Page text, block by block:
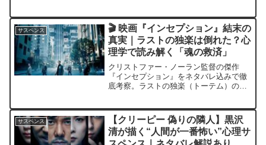
ンの本当の意味を解説します。
サスペンス
🎬 映画『インセプション』結末の
真実｜ラストの独楽は倒れた？心
理学で読み解く「魂の救済」
クリストファー・ノーラン監督の傑作
『インセプション』をネタバレ込みで徹
底考察。ラストの独楽（トーテム）の
意味を深掘りします。
サスペンス
【クリーピー 偽りの隣人】黒沢
清が描く“人間が一番怖い”心理サ